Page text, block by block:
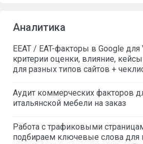
Аналитика
EEAT / EAT-факторы в Google для
критерии оценки, влияние,
для разных типов сайтов +
Аудит коммерческих факторов
итальянской мебели на заказ
Работа с трафиковыми
подбираем ключевые слова для